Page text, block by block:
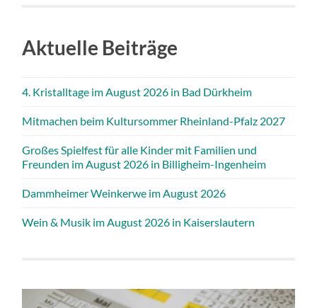
Aktuelle Beiträge
4. Kristalltage im August 2026 in Bad Dürkheim
Mitmachen beim Kultursommer Rheinland-Pfalz 2027
Großes Spielfest für alle Kinder mit Familien und
Freunden im August 2026 in Billigheim-Ingenheim
Dammheimer Weinkerwe im August 2026
Wein & Musik im August 2026 in Kaiserslautern